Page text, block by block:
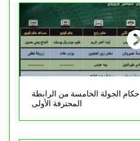
الجولة الخامسة من الرابطة
المحترفة الأولى